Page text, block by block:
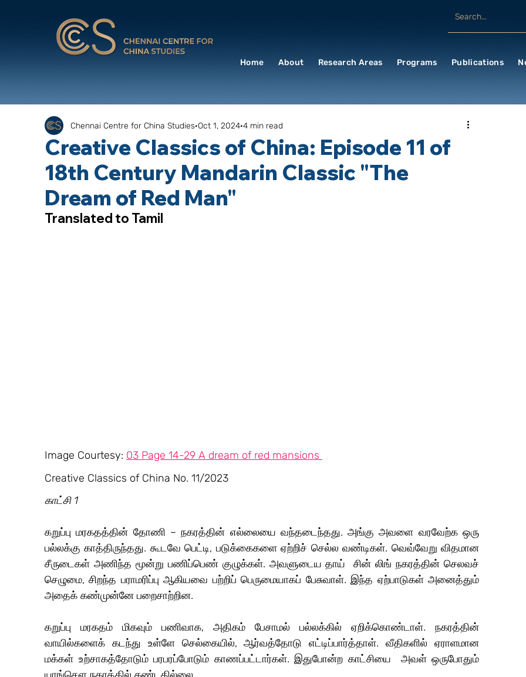
Home About Research Areas Programs Publications
Creative Classics of China: Episode 11 of
18th Century Mandarin Classic "The
Dream of Red Man"
Chennai Centre for China Studies Oct 1, 2024 4 min read
Translated to Tamil
Image Courtesy: 03 Page 14-29 A dream of red mansions
Creative Classics of China No. 11/2023
காட்சி 1
கறுப்பு மரகதத்தின் தோணி ~ நகரத்தின் எல்லையை வந்தடைந்தது. அங்கு அவளை வரவேற்க ஒரு
பல்லக்கு காத்திருந்தது. கூடவே பெட்டி, படுக்கைகளை ஏற்றிச் செல்ல வண்டிகள். வெவ்வேறு விதமான
சீருடைகள் அணிந்த மூன்று பணிப்பெண் குழுக்கள். அவளுடைய தாய்  சின் லிங் நகரத்தின் செலவச்
செழுமை, சிறந்த பராமரிப்பு ஆகியவை பற்றிப் பெருமையாகப் பேசுவாள். இந்த ஏற்பாடுகள் அனைத்தும்
அதைக் கண்முன்னே பறைசாற்றின.
கறுப்பு மரகதம் மிகவும் பணிவாக, அதிகம் பேசாமல் பல்லக்கில் ஏறிக்கொண்டாள். நகரத்தின்
வாயில்களைக் கடந்து உள்ளே செல்கையில், ஆர்வத்தோடு எட்டிப்பார்த்தாள். வீதிகளில் ஏராளமான
மக்கள் உற்சாகத்தோடும் பரபரப்போடும் காணப்பட்டார்கள். இதுபோன்ற காட்சியை  அவள் ஒருபோதும்